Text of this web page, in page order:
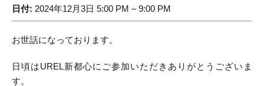
日付: 2024年12月3日 5:00 PM –9:00 PM
お世話になっております。
日頃はUREL新都心にご参加いただきありがとうございま
す。